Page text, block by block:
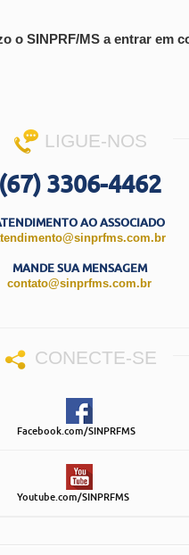
o SINPRF/MS a entrar em
LIGUE-NOS
(67) 3306-4462
AO ASSOCIADO
MANDE SUA MENSAGEM
contato@sinprfms.com.br
CONECTE-SE
Facebook.com/SINPRFMS
Youtube.com/SINPRFMS